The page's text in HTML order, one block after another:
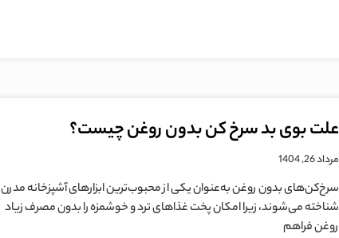
علت بوی بد سرخ کن بدون روغن چیست؟
مرداد 26, 1404
سرخ‌کن‌های بدون روغن به‌عنوان یکی از محبوب‌ترین ابزارهای آشپزخانه مدرن
شناخته می‌شوند، زیرا امکان پخت غذاهای ترد و خوشمزه را بدون مصرف زیاد
روغن فراهم